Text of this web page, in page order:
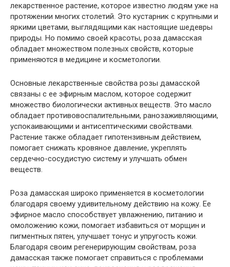
лекарственное растение, которое известно людям уже на
протяжении многих столетий. Это кустарник с крупными и
яркими цветами, выглядящими как настоящие шедевры
природы. Но помимо своей красоты, роза дамасская
обладает множеством полезных свойств, которые
применяются в медицине и косметологии.
Основные лекарственные свойства розы дамасской
связаны с ее эфирным маслом, которое содержит
множество биологически активных веществ. Это масло
обладает противовоспалительными, ранозаживляющими,
успокаивающими и антисептическими свойствами.
Растение также обладает гипотензивным действием,
помогает снижать кровяное давление, укреплять
сердечно-сосудистую систему и улучшать обмен
веществ.
Роза дамасская широко применяется в косметологии
благодаря своему удивительному действию на кожу. Ее
эфирное масло способствует увлажнению, питанию и
омоложению кожи, помогает избавиться от морщин и
пигментных пятен, улучшает тонус и упругость кожи.
Благодаря своим регенерирующим свойствам, роза
дамасская также помогает справиться с проблемами